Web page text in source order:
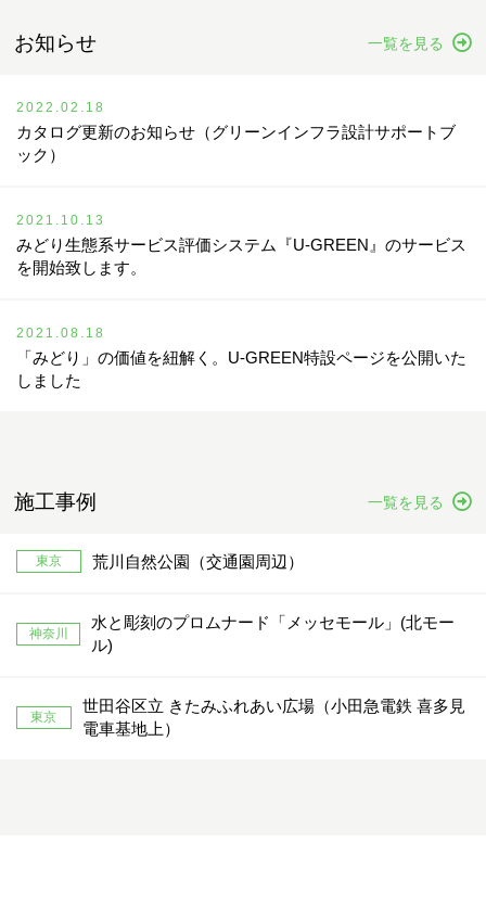
お知らせ 一覧を見る
2022.02.18
カタログ更新のお知らせ（グリーンインフラ設計サポートブ
ック）
2021.10.13
みどり生態系サービス評価システム『U-GREEN』のサービス
を開始致します。
2021.08.18
「みどり」の価値を紐解く。U-GREEN特設ページを公開いた
しました
施工事例 一覧を見る
東京 荒川自然公園（交通園周辺）
神奈川
水と彫刻のプロムナード「メッセモール」(北モー
ル)
東京
世田谷区立 きたみふれあい広場（小田急電鉄 喜多見
電車基地上）